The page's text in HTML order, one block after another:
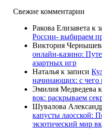
Свежие комментарии
Ракова Елизавета к
России- выбираем
Виктория
онлайн-казино:
азартных игр
Наталья к записи
начинающих: с чего
Эмилия Медведева
вок: раскрываем
Шувалова
капусты лаосской:
экзотический мир